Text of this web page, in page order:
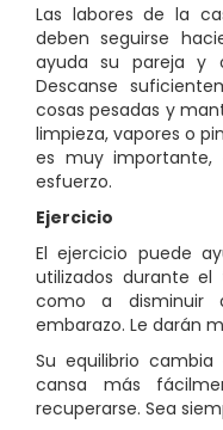
Las labores de la
deben seguirse
ayuda su pareja y
Descanse
cosas pesadas y
limpieza, vapores o
es muy
esfuerzo.
Ejercicio
El ejercicio puede
utilizados durante
como a disminuir
embarazo. Le darán
Su equilibrio
cansa más
recuperarse. Sea